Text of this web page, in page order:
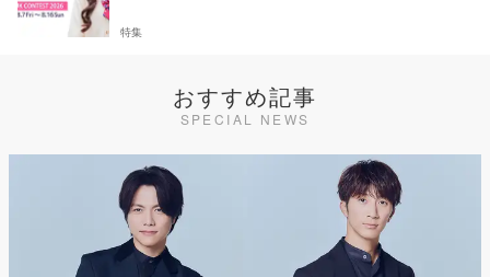
特集
おすすめ記事
SPECIAL NEWS